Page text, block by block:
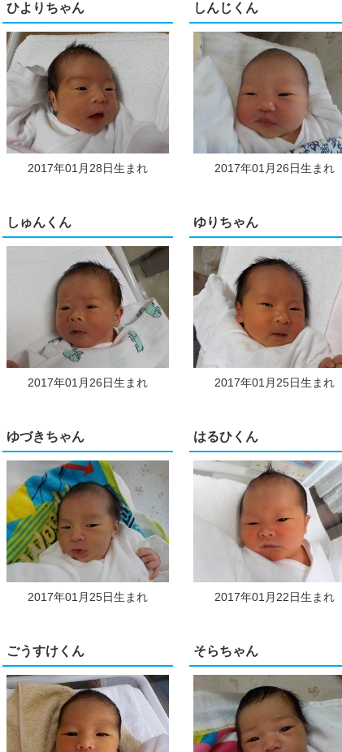
ひよりちゃん
2017年01月28日生まれ
しんじくん
2017年01月26日生まれ
しゅんくん
2017年01月26日生まれ
ゆりちゃん
2017年01月25日生まれ
ゆづきちゃん
2017年01月25日生まれ
はるひくん
2017年01月22日生まれ
ごうすけくん そらちゃん